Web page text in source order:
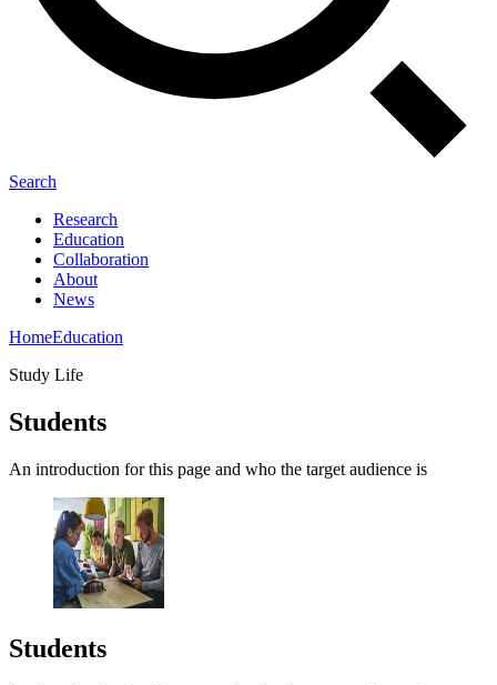
Search
Research
Education
Collaboration
About
News
HomeEducation
Study Life
Students
An introduction for this page and who the target audience is
Students